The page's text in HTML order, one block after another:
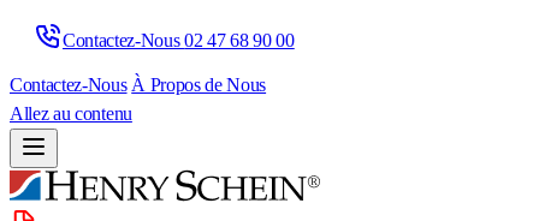
Contactez-Nous 02 47 68 90 00
Contactez-Nous À Propos de Nous
Allez au contenu